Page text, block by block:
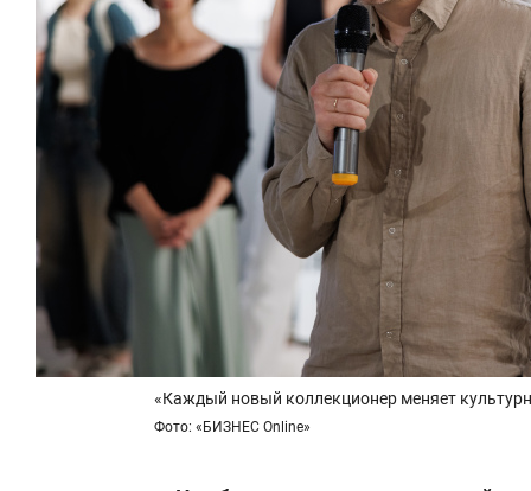
«Каждый новый коллекционер меняет
Фото: «БИЗНЕС Online»